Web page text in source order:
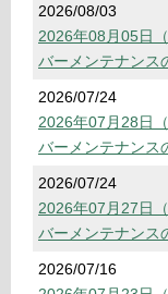
2026/08/03
2026年08月05日
バーメンテナンス
2026/07/24
2026年07月28日
バーメンテナンス
2026/07/24
2026年07月27日
バーメンテナンス
2026/07/16